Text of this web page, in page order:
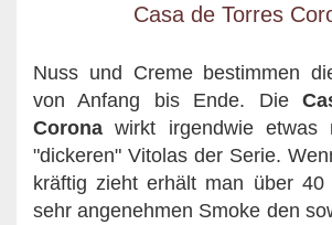
Casa de Torres
Nuss und Creme bestimmen
von Anfang bis Ende. Die
Corona wirkt irgendwie etwas
"dickeren" Vitolas der Serie.
kräftig zieht erhält man über 40
sehr angenehmen Smoke den